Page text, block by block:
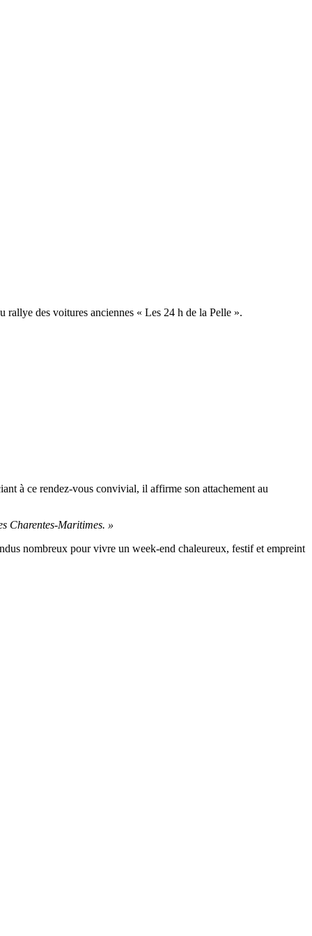
rallye des voitures anciennes « Les 24 h de la Pelle ».
à ce rendez-vous convivial, il affirme son attachement au
Charentes-Maritimes. »
nombreux pour vivre un week-end chaleureux, festif et empreint